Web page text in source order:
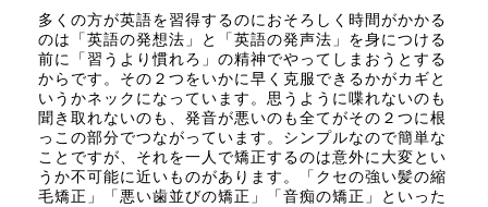
多くの方が英語を習得するのにおそろしく時間がかかる
のは「英語の発想法」と「英語の発声法」を身につける
前に「習うより慣れろ」の精神でやってしまおうとする
からです。その２つをいかに早く克服できるかがカギと
いうかネックになっています。思うように喋れないのも
聞き取れないのも、発音が悪いのも全てがその２つに根
っこの部分でつながっています。シンプルなので簡単な
ことですが、それを一人で矯正するのは意外に大変とい
うか不可能に近いものがあります。「クセの強い髪の縮
毛矯正」「悪い歯並びの矯正」「音痴の矯正」といった